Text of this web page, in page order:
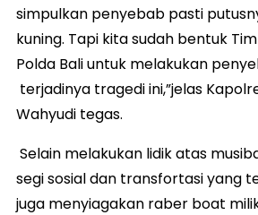
simpulkan penyebab pasti
kuning. Tapi kita sudah bentuk
Polda Bali untuk melakukan
terjadinya tragedi ini,”jelas
Wahyudi tegas.
Selain melakukan lidik atas
segi sosial dan transfortasi yang
juga menyiagakan raber boat